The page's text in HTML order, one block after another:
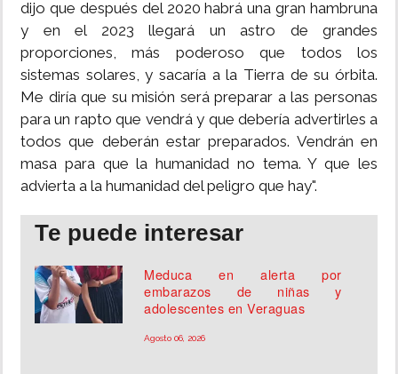
dijo que después del 2020 habrá una gran hambruna
y en el 2023 llegará un astro de grandes
proporciones, más poderoso que todos los
sistemas solares, y sacaría a la Tierra de su órbita.
Me diría que su misión será preparar a las personas
para un rapto que vendrá y que debería advertirles a
todos que deberán estar preparados. Vendrán en
masa para que la humanidad no tema. Y que les
advierta a la humanidad del peligro que hay".
Te puede interesar
Meduca en alerta por
embarazos de niñas y
adolescentes en Veraguas
Agosto 06, 2026